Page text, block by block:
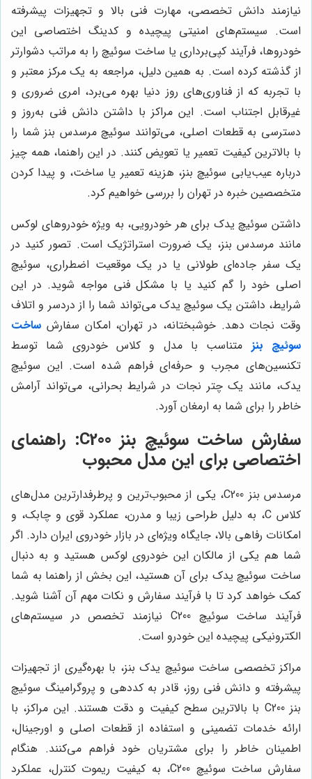
نیازمند دانش تخصصی، مهارت فنی بالا و تجهیزات پیشرفته
است. سیستم‌های امنیتی پیچیده و کدینگ اختصاصی این
خودروها، فرآیند کپی‌برداری یا ساخت سوئیچ را به مراتب دشوارتر
از گذشته کرده است. به همین دلیل، مراجعه به یک مرکز معتبر و
با تجربه که از فناوری‌های روز دنیا بهره می‌برد، امری ضروری و
غیرقابل اجتناب است. این مراکز با داشتن دانش فنی به‌روز و
دسترسی به قطعات اصلی، می‌توانند سوئیچ مرسدس بنز شما را
با بالاترین کیفیت تعمیر یا تعویض کنند. در این راهنما، همه چیز
درباره عیب‌یابی سوئیچ بنز، هزینه تعمیر یا ساخت، و پیدا کردن
متخصصین خبره در تهران را بررسی خواهیم کرد.
داشتن سوئیچ یدک برای هر خودرویی، به ویژه خودروهای لوکس
مانند مرسدس بنز، یک ضرورت استراتژیک است. تصور کنید در
یک سفر جاده‌ای طولانی یا در یک موقعیت اضطراری، سوئیچ
اصلی خود را گم کنید یا با مشکل فنی مواجه شوید. در این
شرایط، داشتن یک سوئیچ یدک می‌تواند شما را از دردسر و اتلاف
وقت نجات دهد. خوشبختانه، در تهران، امکان سفارش ساخت
سوئیچ بنز متناسب با مدل و کلاس خودروی شما توسط
تکنسین‌های مجرب و حرفه‌ای فراهم شده است. این سوئیچ
یدک، مانند یک چتر نجات در شرایط بحرانی، می‌تواند آرامش
خاطر را برای شما به ارمغان آورد.
سفارش ساخت سوئیچ بنز C200: راهنمای
اختصاصی برای این مدل محبوب
مرسدس بنز C200، یکی از محبوب‌ترین و پرطرفدارترین مدل‌های
کلاس C، به دلیل طراحی زیبا و مدرن، عملکرد قوی و چابک، و
امکانات رفاهی بالا، جایگاه ویژه‌ای در بازار خودروی ایران دارد. اگر
شما هم یکی از مالکان این خودروی لوکس هستید و به دنبال
ساخت سوئیچ یدک برای آن هستید، این بخش از راهنما به شما
کمک خواهد کرد تا با فرآیند سفارش و نکات مهم آن آشنا شوید.
فرآیند ساخت سوئیچ C200 نیازمند تخصص در سیستم‌های
الکترونیکی پیچیده این خودرو است.
مراکز تخصصی ساخت سوئیچ یدک بنز، با بهره‌گیری از تجهیزات
پیشرفته و دانش فنی روز، قادر به کددهی و پروگرامینگ سوئیچ
بنز C200 با بالاترین سطح کیفیت و دقت هستند. این مراکز، با
ارائه خدمات تضمینی و استفاده از قطعات اصلی و اورجینال،
اطمینان خاطر را برای مشتریان خود فراهم می‌کنند. هنگام
سفارش ساخت سوئیچ C200، به کیفیت ریموت کنترل، عملکرد